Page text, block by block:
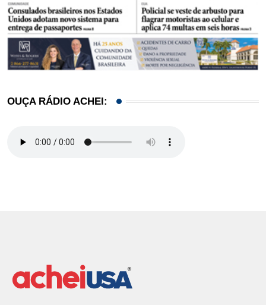
OUÇA RÁDIO ACHEI: